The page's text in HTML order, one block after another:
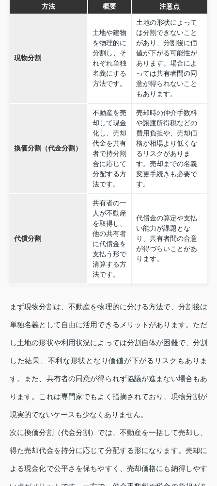
方法 概要 注意点
現物分割
土地や建物
を物理的に
分割し、そ
れぞれ単独
名義にする
方法です。
土地の形状によって
は分割できないこと
があり、分割後に価
値が下がる可能性が
あります。場合によ
っては共有者間の同
意が得られないこと
もあります。
換価分割（代金分割）
不動産を売
却して現金
化し、売却
代金を共有
者で持分割
合に応じて
分配する方
法です。
売却時の仲介手数料
や譲渡所得税などの
費用負担や、売却価
格が相場より低くな
るリスクがありま
す。売却までの名義
変更手続きも必要で
す。
代償分割
共有者の一
人が不動産
を取得し、
他の共有者
に代償金を
支払う形で
清算する方
法です。
代償金の算定や支払
い能力が課題とな
り、共有者間の合意
が得づらいことがあ
ります。
まず現物分割は、不動産を物理的に分ける方法で、分割後は
単独名義として自由に活用できるメリットがあります。ただ
し土地の形状や利用状況によっては分割自体が困難で、分割
した結果、不利な形状となり価値が下がるリスクもありま
す。また、共有者の同意が得られず協議が進まない場合もあ
ります。これは専門家でもよく指摘されており、現物分割が
現実的でないケースも少なくありません。
次に換価分割（代金分割）では、不動産を一括して売却し、
得た売却代金を持分に応じて分配する形になります。売却に
よる現金化で公平さを保ちやすく、売却価格にも納得しやす